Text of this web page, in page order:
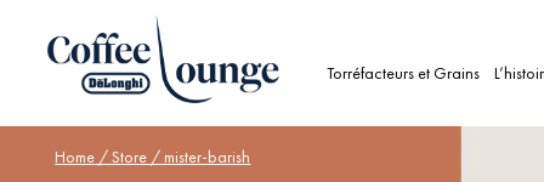
Torréfacteurs et Grains
Home / Store / mister-barish